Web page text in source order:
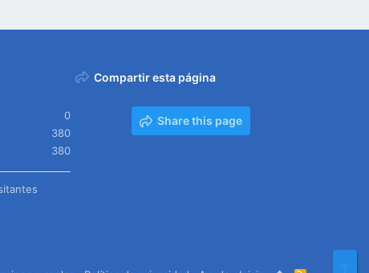
0
380
380
Compartir esta página
Share this page